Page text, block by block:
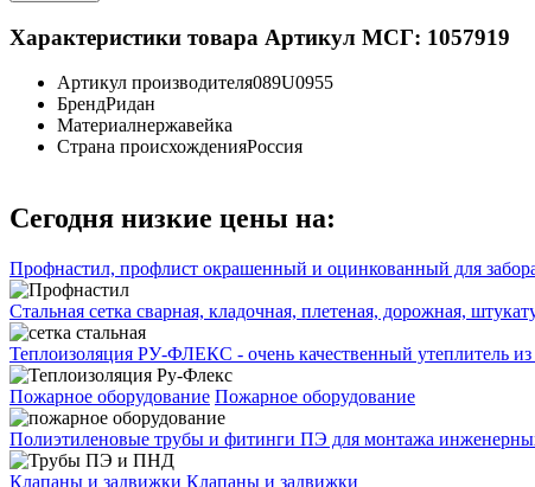
Характеристики товара Артикул МСГ: 1057919
Артикул производителя089U0955
БрендРидан
Материалнержавейка
Страна происхожденияРоссия
Сегодня низкие цены на:
Профнастил, профлист окрашенный и оцинкованный для
Стальная сетка сварная, кладочная, плетеная, дорожная,
Теплоизоляция РУ-ФЛЕКС - очень качественный утеплитель из
Пожарное оборудование Пожарное оборудование
Полиэтиленовые трубы и фитинги ПЭ для монтажа
Клапаны и задвижки Клапаны и задвижки